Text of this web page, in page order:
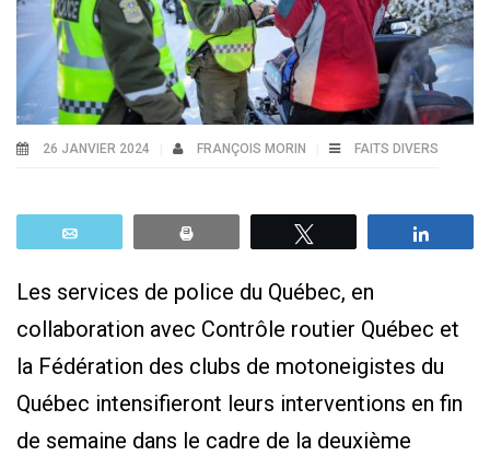
26 JANVIER 2024 FRANÇOIS MORIN FAITS DIVERS
Les services de police du Québec, en
collaboration avec Contrôle routier Québec et
la Fédération des clubs de motoneigistes du
Québec intensifieront leurs interventions en fin
de semaine dans le cadre de la deuxième